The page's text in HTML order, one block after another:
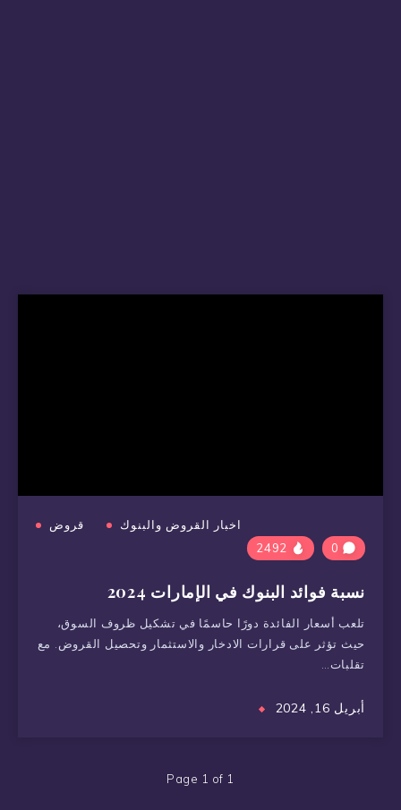
اخبار القروض والبنوك
قروض
0
نسبة فوائد البنوك في الإمارات 2024
تلعب أسعار الفائدة دورًا حاسمًا في تشكيل ظروف السوق،
حيث تؤثر على قرارات الادخار والاستثمار وتحصيل القروض. مع
تقلبات…
أبريل 16, 2024
Page 1 of 1